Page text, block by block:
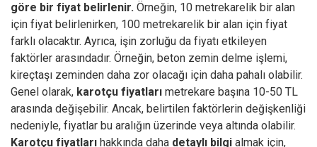
göre bir fiyat belirlenir. Örneğin, 10 metrekarelik bir alan
için fiyat belirlenirken, 100 metrekarelik bir alan için fiyat
farklı olacaktır. Ayrıca, işin zorluğu da fiyatı etkileyen
faktörler arasındadır. Örneğin, beton zemin delme işlemi,
kireçtaşı zeminden daha zor olacağı için daha pahalı olabilir.
Genel olarak, karotçu fiyatları metrekare başına 10-50 TL
arasında değişebilir. Ancak, belirtilen faktörlerin değişkenliği
nedeniyle, fiyatlar bu aralığın üzerinde veya altında olabilir.
Karotçu fiyatları hakkında daha detaylı bilgi almak için,